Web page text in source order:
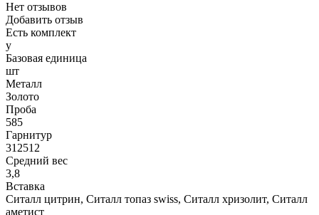
Нет отзывов
Добавить отзыв
Есть комплект
y
Базовая единица
шт
Металл
Золото
Проба
585
Гарнитур
312512
Средний вес
3,8
Вставка
Ситалл цитрин, Ситалл топаз swiss, Ситалл хризолит, Ситалл
аметист